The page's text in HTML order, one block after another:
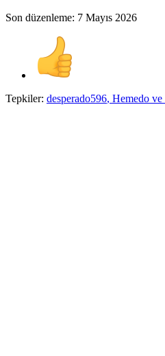
Son düzenleme: 7 Mayıs 2026
Tepkiler: desperado596, Hemedo ve